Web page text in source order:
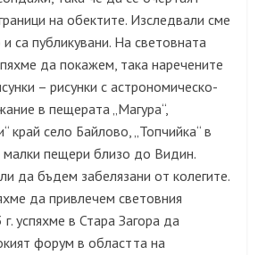
на обектите. Изследвали сме
са публикувани. На световната
да покажем, така наречените
– рисунки с астрономическо-
в пещерата „Магура“,
край село Байлово, „Топчийка“ в
малки пещери близо до Видин.
да бъдем забелязани от колегите.
да привлечем световния
успяхме в Стара Загора да
форум в областта на